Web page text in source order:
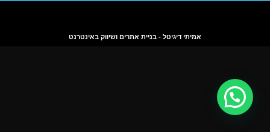
אמיתי דיגיטל - בניית אתרים ושיווק באינטרנט